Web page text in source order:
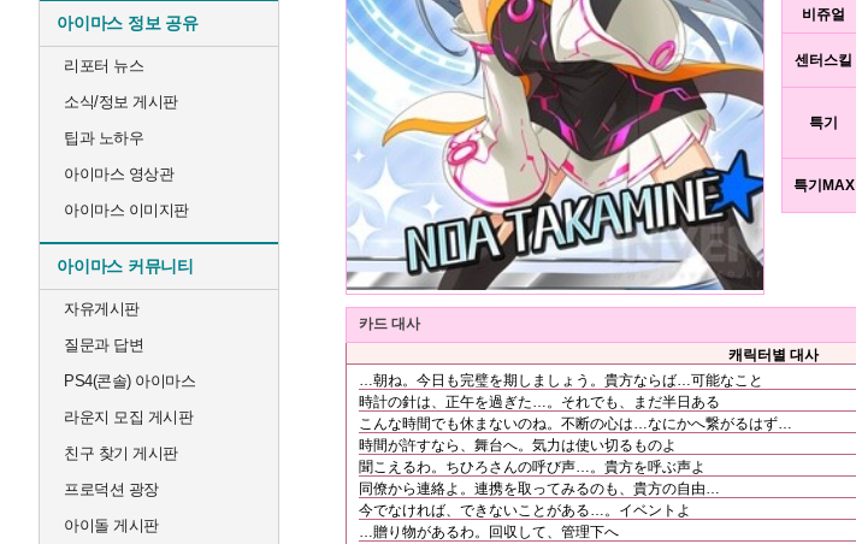
아이마스 정보 공유
리포터 뉴스
소식/정보 게시판
팁과 노하우
아이마스 영상관
아이마스 이미지판
아이마스 커뮤니티
자유게시판
질문과 답변
PS4(콘솔) 아이마스
라운지 모집 게시판
친구 찾기 게시판
프로덕션 광장
아이돌 게시판
비쥬얼
센터스킬
특기
특기MAX
카드 대사
캐릭터별 대사
…朝ね。今日も完璧を期しましょう。貴方ならば…可能なこと
時計の針は、正午を過ぎた…。それでも、まだ半日ある
こんな時間でも休まないのね。不断の心は…なにかへ繋がるはず…
時間が許すなら、舞台へ。気力は使い切るものよ
聞こえるわ。ちひろさんの呼び声…。貴方を呼ぶ声よ
同僚から連絡よ。連携を取ってみるのも、貴方の自由…
今でなければ、できないことがある…。イベントよ
…贈り物があるわ。回収して、管理下へ